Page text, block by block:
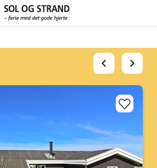
chevron_left chevron_right